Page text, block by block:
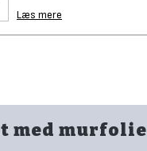
Læs mere
med murfolie